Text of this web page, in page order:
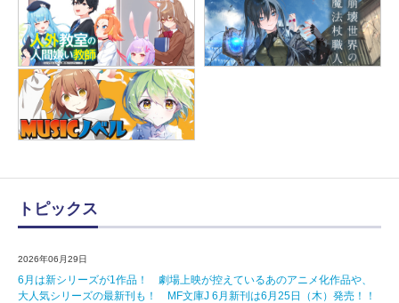
トピックス
2026年06月29日
6月は新シリーズが1作品！ 劇場上映が控えているあのアニメ化作品や、
大人気シリーズの最新刊も！ MF文庫J 6月新刊は6月25日（木）発売！！